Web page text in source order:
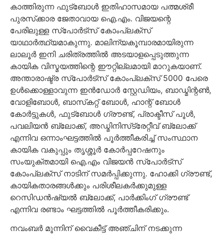
കാത്തിരുന്ന ഫുട്‌ബോള്‍ ഇതിഹാസമായ പത്മശ്രീ
പുരസ്‌ക്കാര ജേതാവായ ഐ.എം. വിജയന്റെ
പേരിലുള്ള സ്‌പോര്‍ട്‌സ് കോംപ്ലക്‌സ്
യാഥാര്‍ത്ഥ്യമാകുന്നു. മാലിന്യകൂമ്പാരമായിരുന്ന
ലാലൂര്‍ ഇനി ചരിത്രത്തില്‍ അടയാളപ്പെടുത്തുന്ന
കായിക വിസ്മയത്തിന്റെ ഈറ്റില്ലമായി മാറുകയാണ്.
അന്താരാഷ്ട്ര സ്‌പോര്‍ട്സ് കോംപ്ലക്‌സ് 5000 പേരെ
ഉള്‍ക്കൊള്ളാവുന്ന ഇന്‍ഡോര്‍ സ്റ്റേഡിയം, ബാഡ്മിന്റണ്‍,
വോളിബോള്‍, ബാസ്‌കറ്റ് ബോള്‍, ഹാന്റ് ബോള്‍
കോര്‍ട്ടുകള്‍, ഫുട്‌ബോള്‍ ഗ്രൗണ്ട്, പ്രാക്ടീസ് പൂള്‍,
പവലിയന്‍ ബ്ലോക്ക്, അഡ്മിനിസ്‌ട്രേറ്റീവ് ബ്ലോക്ക്
എന്നിവ ഒന്നാംഘട്ടത്തില്‍ പൂര്‍ത്തീകരിച്ച് സംസ്ഥാന
കായിക വകുപ്പും തൃശ്ശൂര്‍ കോര്‍പ്പറേഷനും
സംയുക്തമായി ഐ.എം വിജയന്‍ സ്‌പോര്‍ട്‌സ്
കോംപ്ലക്‌സ് നാടിന് സമര്‍പ്പിക്കുന്നു. ഹോക്കി ഗ്രൗണ്ട്,
കായികതാരങ്ങള്‍ക്കും പരിശീലകര്‍ക്കുമുള്ള
റെസിഡന്‍ഷ്യല്‍ ബ്ലോക്ക്, പാര്‍ക്കിംഗ് ഗ്രൗണ്ട്
എന്നിവ രണ്ടാം ഘട്ടത്തില്‍ പൂര്‍ത്തീകരിക്കും.
നവംബര്‍ മൂന്നിന് വൈകീട്ട് അഞ്ചിന് നടക്കുന്ന